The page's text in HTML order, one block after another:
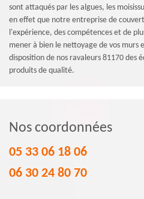
sont attaqués par les algues, les
en effet que notre entreprise de
l'expérience, des compétences et de
mener à bien le nettoyage de vos murs
disposition de nos ravaleurs 81170 des
produits de qualité.
Nos coordonnées
05 33 06 18 06
06 30 24 80 70